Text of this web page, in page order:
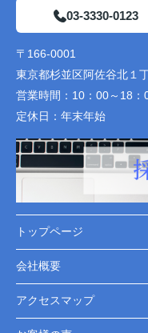
03-3330-0123
〒166-0001
東京都杉並区阿佐谷北１
営業時間： 10：00～18：
定休日： 年末年始
トップページ
会社概要
アクセスマップ